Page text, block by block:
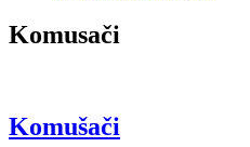
Komusači
Komušači